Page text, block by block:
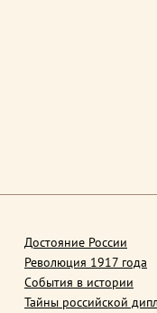
Достояние России
Революция 1917 года
События в истории
Тайны российской